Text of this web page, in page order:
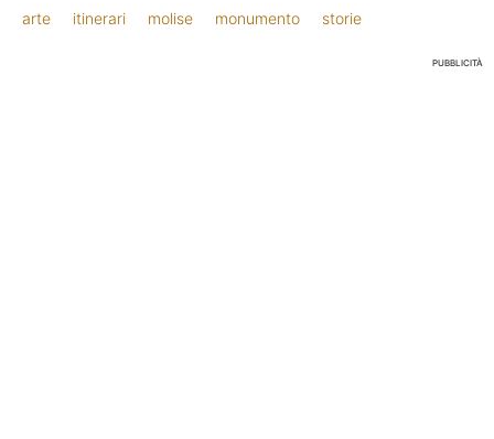
arte itinerari molise monumento storie
PUBBLICITÀ